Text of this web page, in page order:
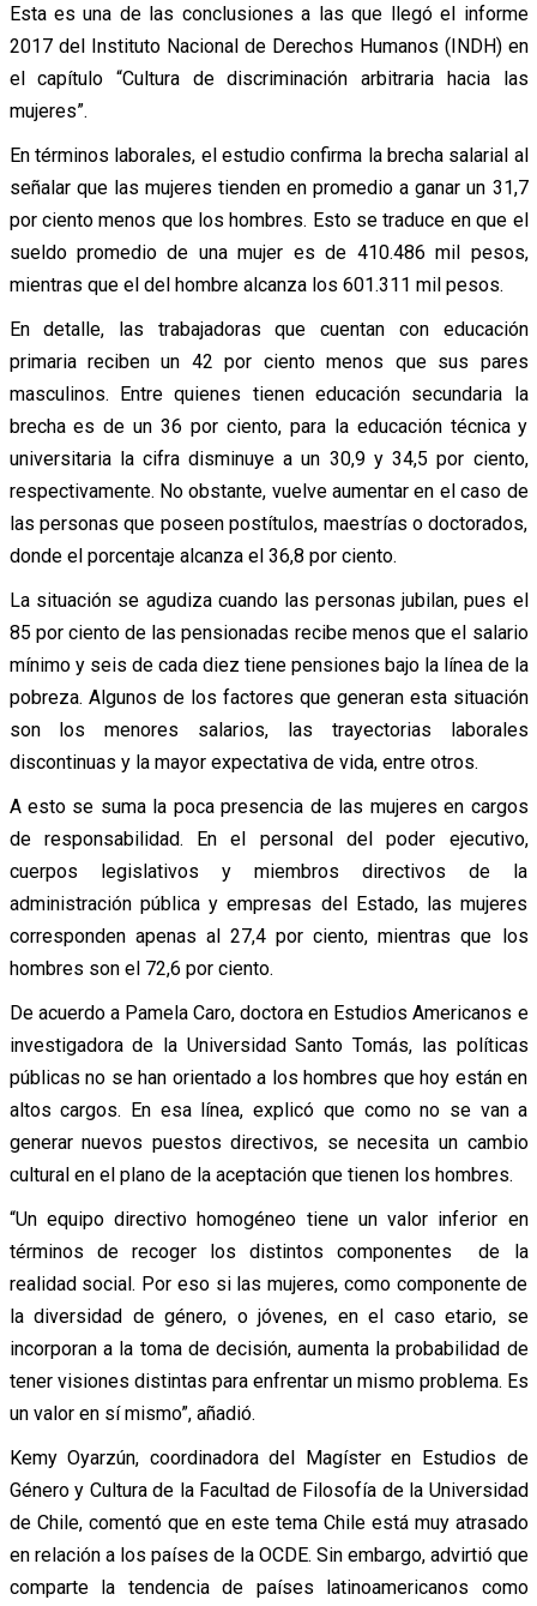
Esta es una de las conclusiones a las que llegó el informe
2017 del Instituto Nacional de Derechos Humanos (INDH) en
el capítulo “Cultura de discriminación arbitraria hacia las
mujeres”.
En términos laborales, el estudio confirma la brecha salarial al
señalar que las mujeres tienden en promedio a ganar un 31,7
por ciento menos que los hombres. Esto se traduce en que el
sueldo promedio de una mujer es de 410.486 mil pesos,
mientras que el del hombre alcanza los 601.311 mil pesos.
En detalle, las trabajadoras que cuentan con educación
primaria reciben un 42 por ciento menos que sus pares
masculinos. Entre quienes tienen educación secundaria la
brecha es de un 36 por ciento, para la educación técnica y
universitaria la cifra disminuye a un 30,9 y 34,5 por ciento,
respectivamente. No obstante, vuelve aumentar en el caso de
las personas que poseen postítulos, maestrías o doctorados,
donde el porcentaje alcanza el 36,8 por ciento.
La situación se agudiza cuando las personas jubilan, pues el
85 por ciento de las pensionadas recibe menos que el salario
mínimo y seis de cada diez tiene pensiones bajo la línea de la
pobreza. Algunos de los factores que generan esta situación
son los menores salarios, las trayectorias laborales
discontinuas y la mayor expectativa de vida, entre otros.
A esto se suma la poca presencia de las mujeres en cargos
de responsabilidad. En el personal del poder ejecutivo,
cuerpos legislativos y miembros directivos de la
administración pública y empresas del Estado, las mujeres
corresponden apenas al 27,4 por ciento, mientras que los
hombres son el 72,6 por ciento.
De acuerdo a Pamela Caro, doctora en Estudios Americanos e
investigadora de la Universidad Santo Tomás, las políticas
públicas no se han orientado a los hombres que hoy están en
altos cargos. En esa línea, explicó que como no se van a
generar nuevos puestos directivos, se necesita un cambio
cultural en el plano de la aceptación que tienen los hombres.
“Un equipo directivo homogéneo tiene un valor inferior en
términos de recoger los distintos componentes de la
realidad social. Por eso si las mujeres, como componente de
la diversidad de género, o jóvenes, en el caso etario, se
incorporan a la toma de decisión, aumenta la probabilidad de
tener visiones distintas para enfrentar un mismo problema. Es
un valor en sí mismo”, añadió.
Kemy Oyarzún, coordinadora del Magíster en Estudios de
Género y Cultura de la Facultad de Filosofía de la Universidad
de Chile, comentó que en este tema Chile está muy atrasado
en relación a los países de la OCDE. Sin embargo, advirtió que
comparte la tendencia de países latinoamericanos como